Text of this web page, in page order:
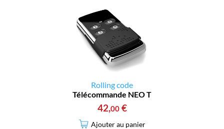
Rolling code
Télécommande NEO T
42,00 €
Ajouter au panier